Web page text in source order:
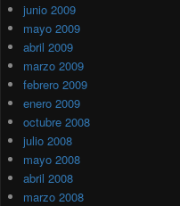
junio 2009
mayo 2009
abril 2009
marzo 2009
febrero 2009
enero 2009
octubre 2008
julio 2008
mayo 2008
abril 2008
marzo 2008